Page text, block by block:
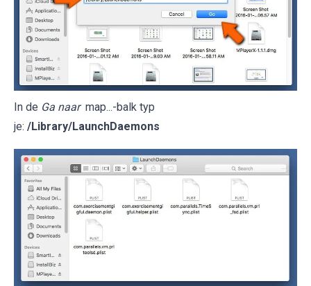
In de Ga naar map...-balk typ
je: /Library/LaunchDaemons